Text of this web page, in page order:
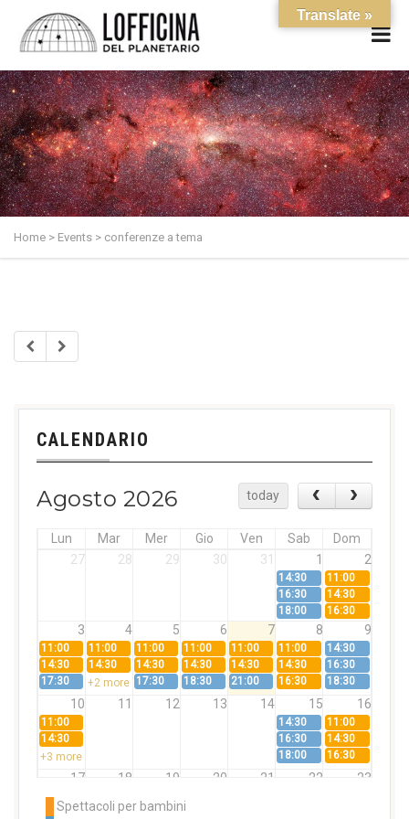
Home > Events > conferenze a tema
CALENDARIO
Agosto 2026 today
Lun Mar Mer Gio Ven Sab
Dom
27
28 29 30 31 1 2
14:30
11:00
16:30
14:30
18:00
16:30
3 4 5 6 7 8 9
11:00 11:00 11:00 11:00 11:00 11:00
14:30
14:30
14:30 14:30 14:30 14:30 14:30
16:30
17:30
+2 more 17:30 18:30 21:00 16:30 18:30
10 11 12 13 14 15 16
11:00 14:30
11:00
14:30
16:30
14:30
+3 more
18:00 16:30
17 18 19 20 21 22 23
11:00
14:30
14:30 14:30 14:30
Spettacoli per bambini
Translate »